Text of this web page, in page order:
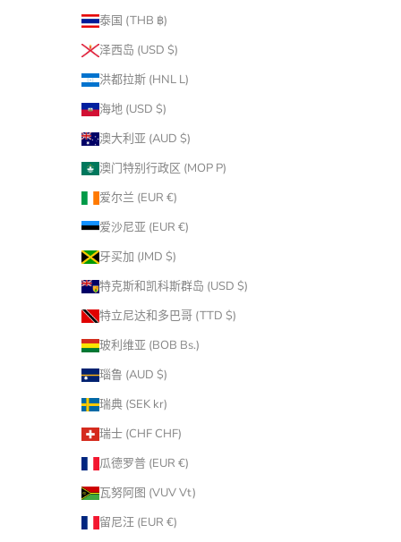
泰国 (THB ฿)
泽西岛 (USD $)
洪都拉斯 (HNL L)
海地 (USD $)
澳大利亚 (AUD $)
澳门特别行政区 (MOP P)
爱尔兰 (EUR €)
爱沙尼亚 (EUR €)
牙买加 (JMD $)
特克斯和凯科斯群岛 (USD $)
特立尼达和多巴哥 (TTD $)
玻利维亚 (BOB Bs.)
瑙鲁 (AUD $)
瑞典 (SEK kr)
瑞士 (CHF CHF)
瓜德罗普 (EUR €)
瓦努阿图 (VUV Vt)
留尼汪 (EUR €)